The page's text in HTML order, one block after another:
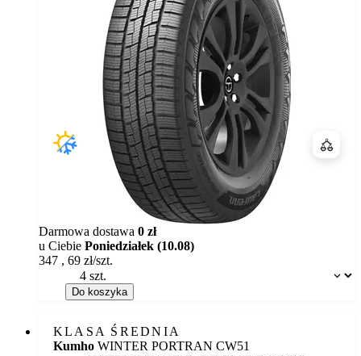
Dostępność:
Darmowa dostawa 0 zł
u Ciebie Poniedziałek (10.08)
347 , 69 zł/szt.
Do koszyka
KLASA ŚREDNIA
Kumho WINTER PORTRAN CW51